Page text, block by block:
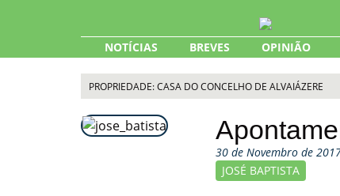
NOTÍCIAS BREVES OPINIÃO
PROPRIEDADE: CASA DO CONCELHO DE ALVAIÁZERE
30 de Novembro de
JOSÉ BAPTISTA